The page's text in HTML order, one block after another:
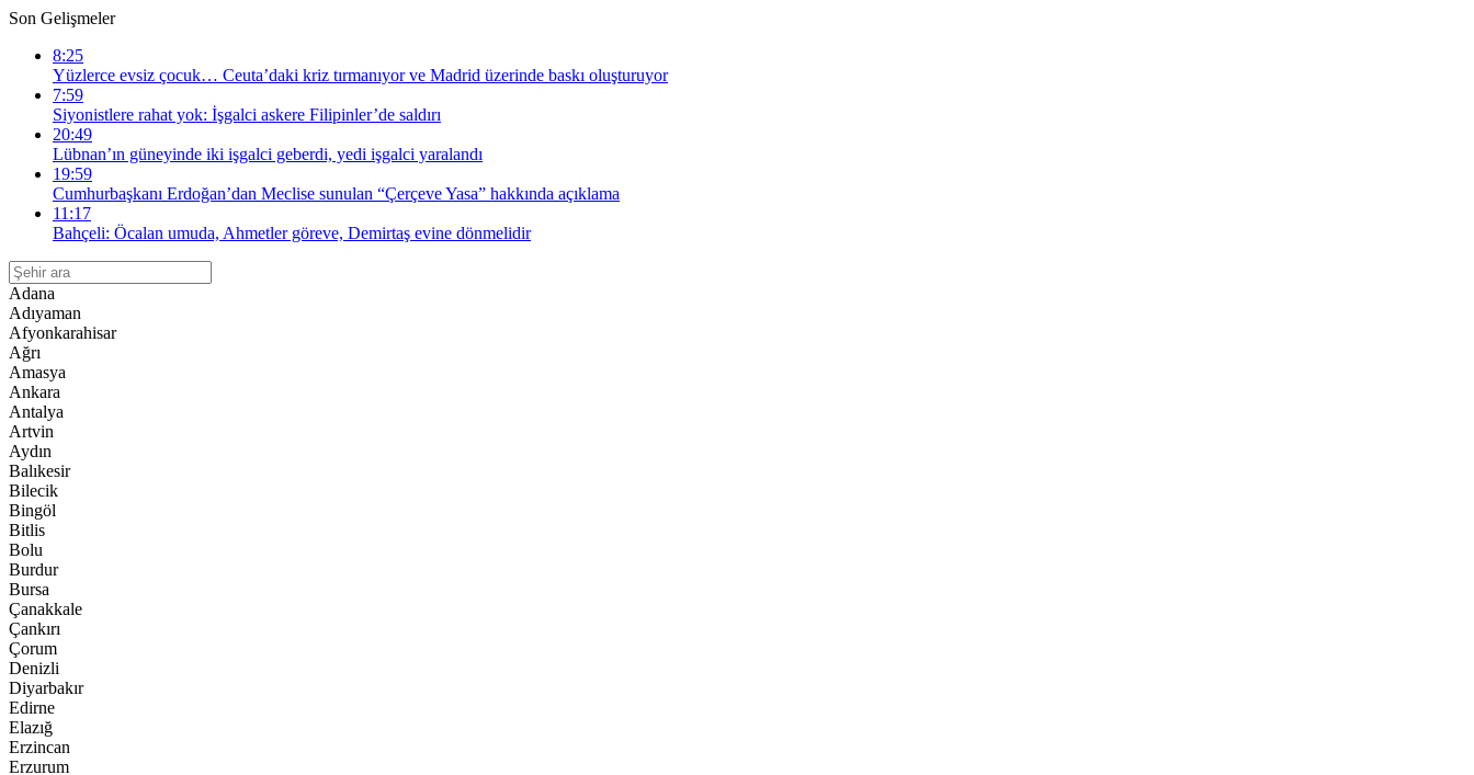
Son Gelişmeler
8:25
Yüzlerce evsiz çocuk… Ceuta’daki kriz tırmanıyor ve Madrid üzerinde baskı oluşturuyor
7:59
Siyonistlere rahat yok: İşgalci askere Filipinler’de saldırı
20:49
Lübnan’ın güneyinde iki işgalci geberdi, yedi işgalci yaralandı
19:59
Cumhurbaşkanı Erdoğan’dan Meclise sunulan “Çerçeve Yasa” hakkında açıklama
11:17
Bahçeli: Öcalan umuda, Ahmetler göreve, Demirtaş evine dönmelidir
Adana
Adıyaman
Afyonkarahisar
Ağrı
Amasya
Ankara
Antalya
Artvin
Aydın
Balıkesir
Bilecik
Bingöl
Bitlis
Bolu
Burdur
Bursa
Çanakkale
Çankırı
Çorum
Denizli
Diyarbakır
Edirne
Elazığ
Erzincan
Erzurum